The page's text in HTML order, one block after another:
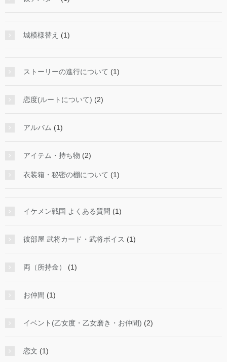
城模様替え (1)
ストーリーの進行について (1)
恋度(ルートについて) (2)
アルバム (1)
アイテム・持ち物 (2)
衣装箱・秘密の棚について (1)
イケメン戦国 よくある質問 (1)
彼部屋 武将カード・武将ボイス (1)
両（所持金） (1)
お仲間 (1)
イベント(乙女度・乙女磨き・お仲間) (2)
恋文 (1)